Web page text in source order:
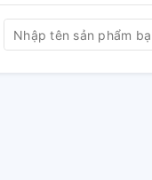
điều chỉnh bằng núm